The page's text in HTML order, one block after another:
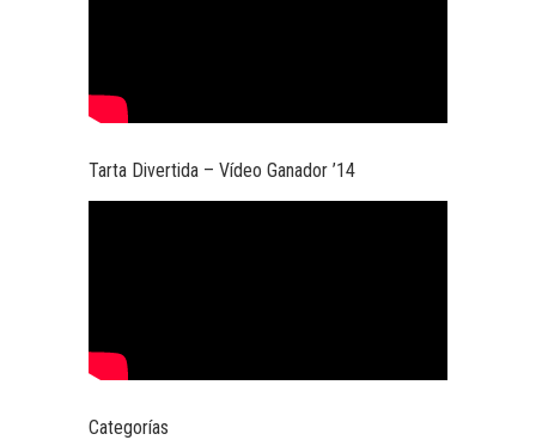
Tarta Divertida – Vídeo Ganador ’14
Categorías